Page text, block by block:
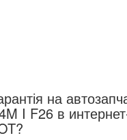
на
магазине